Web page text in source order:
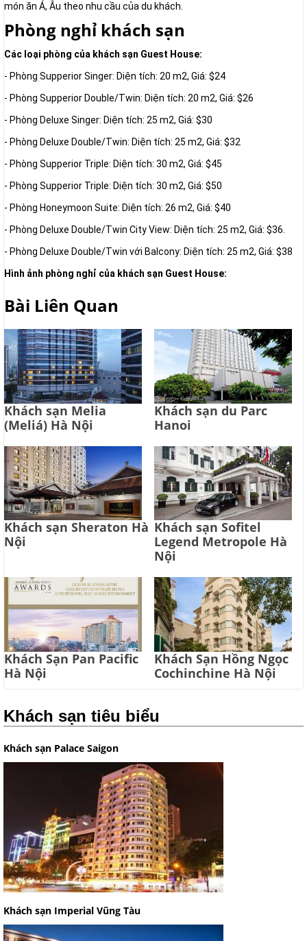
món ăn Á, Âu theo nhu cầu của du khách.
Phòng nghỉ khách sạn
Các loại phòng của khách sạn Guest House:
- Phòng Supperior Singer: Diện tích: 20 m2, Giá: $24
- Phòng Supperior Double/Twin: Diện tích: 20 m2, Giá: $26
- Phòng Deluxe Singer: Diện tích: 25 m2, Giá: $30
- Phòng Deluxe Double/Twin: Diện tích: 25 m2, Giá: $32
- Phòng Supperior Triple: Diện tích: 30 m2, Giá: $45
- Phòng Supperior Triple: Diện tích: 30 m2, Giá: $50
- Phòng Honeymoon Suite: Diện tích: 26 m2, Giá: $40
- Phòng Deluxe Double/Twin City View: Diện tích: 25 m2, Giá: $36.
- Phòng Deluxe Double/Twin với Balcony: Diện tích: 25 m2, Giá: $38
Hình ảnh phòng nghỉ của khách sạn Guest House:
Bài Liên Quan
Khách sạn Melia
(Meliá) Hà Nội
Khách sạn du Parc
Hanoi
Khách sạn Sheraton Hà
Nội
Khách sạn Sofitel
Legend Metropole Hà
Nội
Khách Sạn Pan Pacific
Hà Nội
Khách Sạn Hồng Ngọc
Cochinchine Hà Nội
Khách sạn tiêu biểu
Khách sạn Palace Saigon
Khách sạn Imperial Vũng Tàu